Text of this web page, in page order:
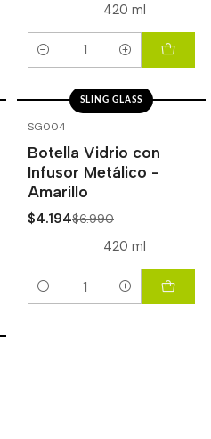
420 ml
Cantidad
SG004
SLING GLASS
Botella Vidrio con
Infusor Metálico -
Amarillo
$4.194$6.990
420 ml
Cantidad